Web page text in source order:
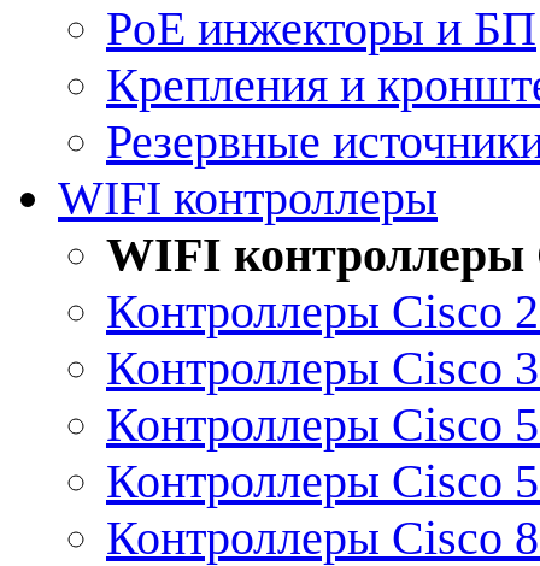
PoE инжекторы и БП
Крепления и
Резервные
WIFI контроллеры
WIFI контроллеры
Контроллеры Cisco
Контроллеры Cisco
Контроллеры Cisco
Контроллеры Cisco
Контроллеры Cisco